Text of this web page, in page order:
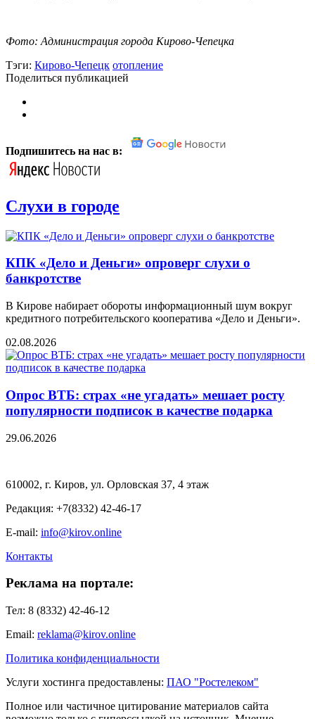
Фото: Администрация города Кирово-Чепецка
Тэги: Кирово-Чепецк отопление
Поделиться публикацией
Подпишитесь на нас в:
Слухи в городе
КПК «Дело и Деньги» опроверг слухи о
банкротстве
В Кирове набирает обороты информационный шум вокруг
кредитного потребительского кооператива «Дело и Деньги».
02.08.2026
Опрос ВТБ: страх «не угадать» мешает росту
популярности подписок в качестве подарка
29.06.2026
610002, г. Киров, ул. Орловская 37, 4 этаж
Редакция: +7(8332) 42-46-17
E-mail: info@kirov.online
Контакты
Реклама на портале:
Тел: 8 (8332) 42-46-12
Email: reklama@kirov.online
Политика конфиденциальности
Услуги хостинга предоставлены: ПАО "Ростелеком"
Полное или частичное цитирование материалов сайта